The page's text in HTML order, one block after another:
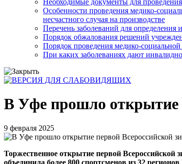
Необходимые документы для
Особенности проведения медико-
несчастного случая на производстве
Перечень заболеваний для определения
Порядок обжалования решений
Порядок проведения медико-
При каких заболеваниях дают
В Уфе прошло открытие
9 февраля 2025
Торжественное открытие первой
объединила более 800 спортсменов из 32